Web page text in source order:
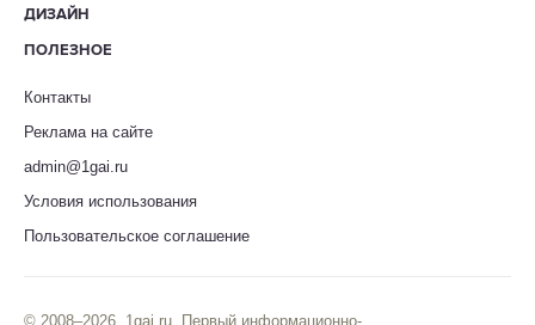
ДИЗАЙН
ПОЛЕЗНОЕ
Контакты
Реклама на сайте
admin@1gai.ru
Условия использования
Пользовательское соглашение
© 2008–2026. 1gai.ru. Первый информационно-